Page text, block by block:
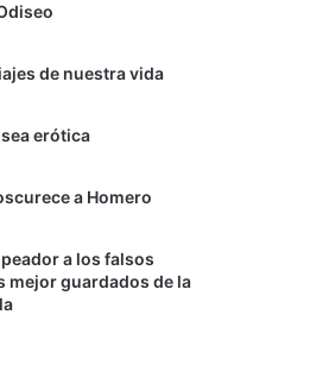
de nuestra vida
erótica
a Homero
a los falsos
mejor guardados de la